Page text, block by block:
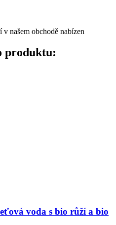
našem obchodě nabízen
produktu:
voda s bio růží a bio